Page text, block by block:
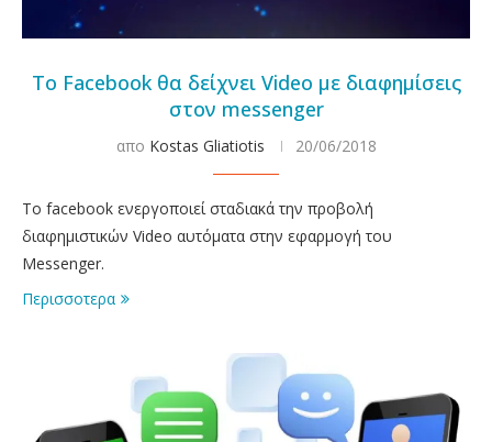
Το Facebook θα δείχνει Video με διαφημίσεις
στον messenger
απο Kostas Gliatiotis 20/06/2018
Το facebook ενεργοποιεί σταδιακά την προβολή
διαφημιστικών Video αυτόματα στην εφαρμογή του
Messenger.
Περισσοτερα